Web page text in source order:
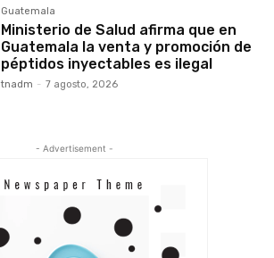
Guatemala
Ministerio de Salud afirma que en
Guatemala la venta y promoción de
péptidos inyectables es ilegal
tnadm - 7 agosto, 2026
- Advertisement -